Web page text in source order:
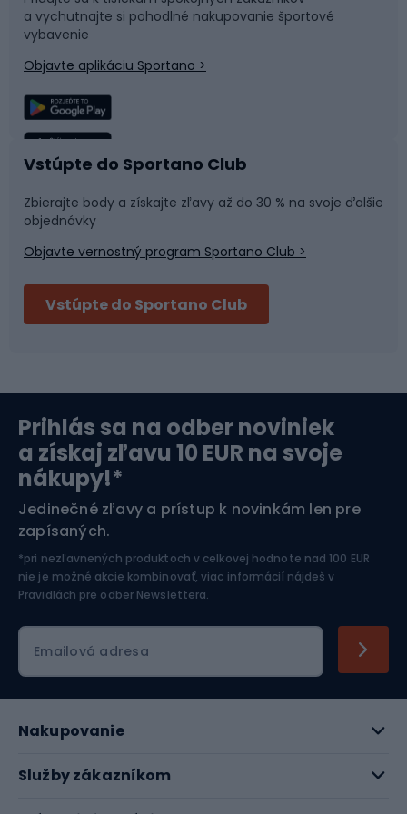
Časti bicyklov
Rybolov
Športová medicína
Bushcraft
Bikepacking
Orientačný beh
Snowboard
Plávanie
Tímové športy
Fitness a posilňovňa
Cyklistické prilby
Lyžovanie
Športová elektronika
Jazdectvo
a vychutnajte si pohodlné nakupovanie športové
vybavenie
Objavte aplikáciu Sportano >
Vstúpte do Sportano Club
Zbierajte body a získajte zľavy až do 30 % na svoje ďalšie
objednávky
Objavte vernostný program Sportano Club >
Vstúpte do Sportano Club
Prihlás sa na odber noviniek
a získaj zľavu 10 EUR na svoje
nákupy!*
Jedinečné zľavy a prístup k novinkám len pre
zapísaných.
*pri nezľavnených produktoch v celkovej hodnote nad 100 EUR
nie je možné akcie kombinovať, viac informácií nájdeš v
Pravidlách pre odber Newslettera.
Emailová adresa
Nakupovanie
Služby zákazníkom